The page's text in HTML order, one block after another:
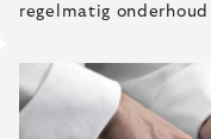
regelmatig onderhoud